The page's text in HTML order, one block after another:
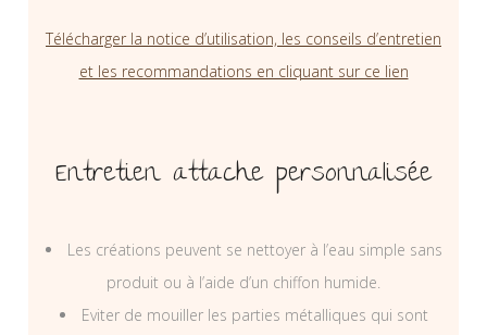
Télécharger la notice d’utilisation, les conseils d’entretien
et les recommandations en cliquant sur ce lien
Entretien attache personnalisée
Les créations peuvent se nettoyer à l’eau simple sans
produit ou à l’aide d’un chiffon humide.
Eviter de mouiller les parties métalliques qui sont